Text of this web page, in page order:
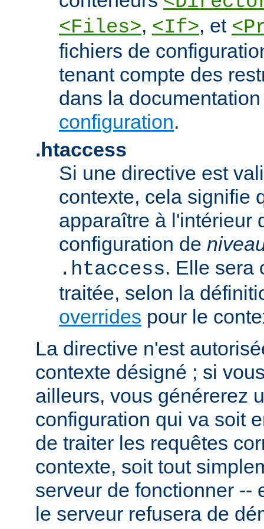
<Files>, <If>, et
fichiers de
tenant compte des
dans la
configuration.
.htaccess
Si une directive est
contexte, cela signifie
apparaître à l'intérieur
configuration de
.htaccess. Elle sera
traitée, selon la
overrides pour le
La directive n'est
contexte désigné ; si
ailleurs, vous générerez
configuration qui va soit
de traiter les requêtes
contexte, soit tout
serveur de fonctionner --
le serveur refusera de